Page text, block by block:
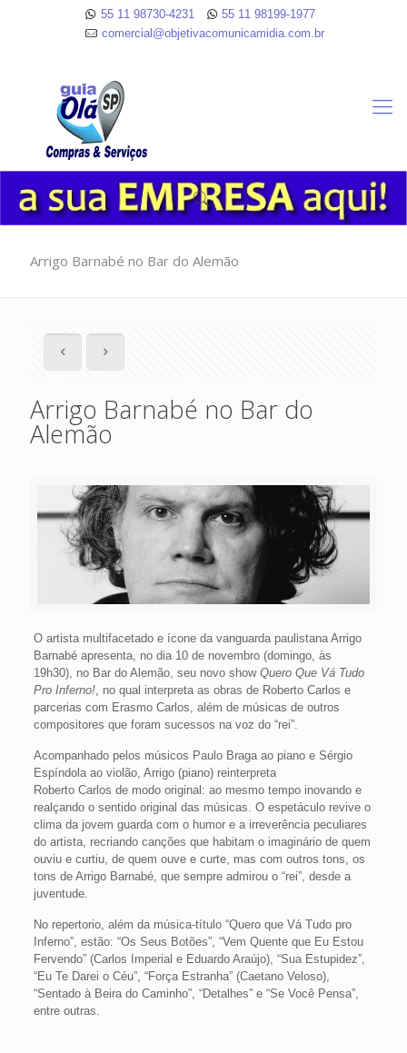
55 11 98730-4231
55 11 98199-1977
comercial@objetivacomunicamidia.com.br
Arrigo Barnabé no Bar do Alemão
Arrigo Barnabé no Bar do
Alemão
O artista multifacetado e ícone da vanguarda paulistana Arrigo
Barnabé apresenta, no dia 10 de novembro (domingo, às
19h30), no Bar do Alemão, seu novo show Quero Que Vá Tudo
Pro Inferno!, no qual interpreta as obras de Roberto Carlos e
parcerias com Erasmo Carlos, além de músicas de outros
compositores que foram sucessos na voz do “rei”.
Acompanhado pelos músicos Paulo Braga ao piano e Sérgio
Espíndola ao violão, Arrigo (piano) reinterpreta
Roberto Carlos de modo original: ao mesmo tempo inovando e
realçando o sentido original das músicas. O espetáculo revive o
clima da jovem guarda com o humor e a irreverência peculiares
do artista, recriando canções que habitam o imaginário de quem
ouviu e curtiu, de quem ouve e curte, mas com outros tons, os
tons de Arrigo Barnabé, que sempre admirou o “rei”, desde a
juventude.
No repertorio, além da música-título “Quero que Vá Tudo pro
Inferno”, estão: “Os Seus Botões”, “Vem Quente que Eu Estou
Fervendo” (Carlos Imperial e Eduardo Araújo), “Sua Estupidez”,
“Eu Te Darei o Céu”, “Força Estranha” (Caetano Veloso),
“Sentado à Beira do Caminho”, “Detalhes” e “Se Você Pensa”,
entre outras.